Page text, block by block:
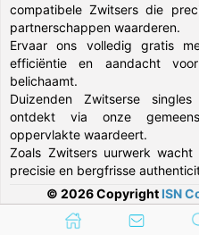
compatibele Zwitsers die
partnerschappen waarderen.
Ervaar ons volledig gratis
efficiëntie en aandacht
belichaamt.
Duizenden Zwitserse
ontdekt via onze
oppervlakte waardeert.
Zoals Zwitsers uurwerk
precisie en bergfrisse
© 2026 Copyright ISN